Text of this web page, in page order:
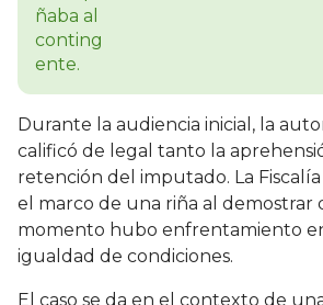
Durante la audiencia inicial, la
calificó de legal tanto la
retención del imputado. La
el marco de una riña al demostrar
momento hubo enfrentamiento
igualdad de condiciones.
El caso se da en el contexto de